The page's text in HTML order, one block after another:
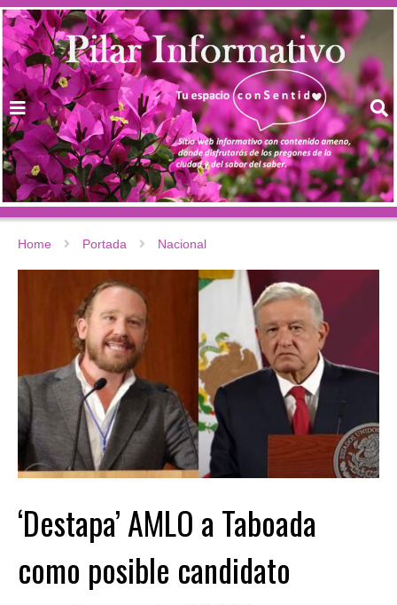
Home Portada Nacional
‘Destapa’ AMLO a Taboada
como posible candidato